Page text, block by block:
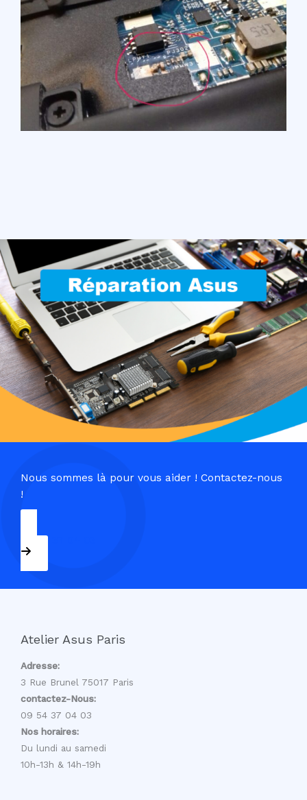
Nous sommes là pour vous aider ! Contactez-nous
!
09 54 37 04 03
Atelier Asus Paris
Adresse:
3 Rue Brunel 75017 Paris
contactez-Nous:
09 54 37 04 03
Nos horaires:
Du lundi au samedi
10h-13h & 14h-19h